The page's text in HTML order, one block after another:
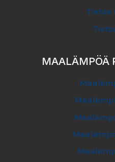
Tietoa
MAALÄMPÖÄ